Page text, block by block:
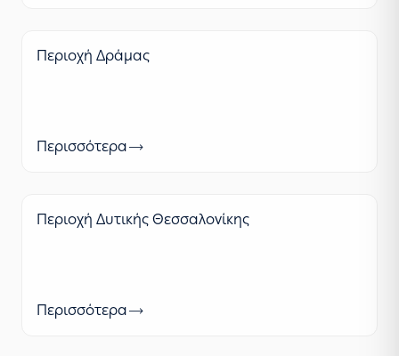
Περιοχή Δράμας
Περισσότερα
Περιοχή Δυτικής Θεσσαλονίκης
Περισσότερα